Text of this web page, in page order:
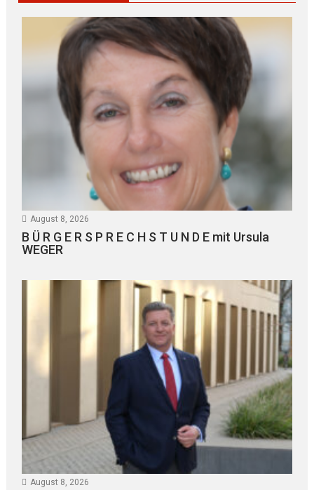
August 8, 2026
B Ü R G E R S P R E C H S T U N D E mit Ursula
WEGER
August 8, 2026